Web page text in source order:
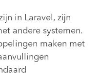
in Laravel, zijn
andere systemen.
maken met